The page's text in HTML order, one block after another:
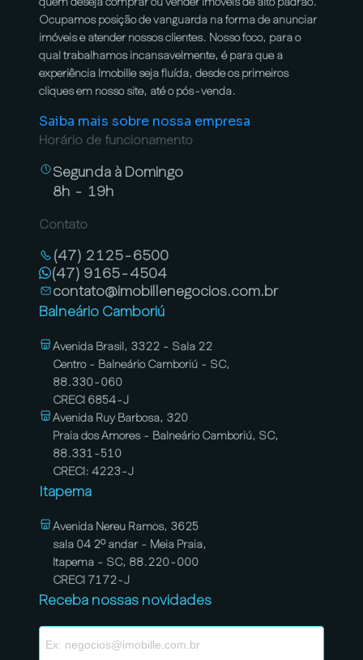
Ocupamos posição de vanguarda na forma de anunciar
imóveis e atender nossos clientes. Nosso foco, para o
qual trabalhamos incansavelmente, é para que a
experiência Imobille seja fluída, desde os primeiros
cliques em nosso site, até o pós-venda.
Saiba mais sobre nossa empresa
Horário de funcionamento
Segunda à Domingo
8h - 19h
Contato
(47) 2125-6500
(47) 9165-4504
contato@imobillenegocios.com.br
Balneário Camboriú
Avenida Brasil, 3322 - Sala 22
Centro - Balneário Camboriú - SC,
88.330-060
CRECI 6854-J
Avenida Ruy Barbosa, 320
Praia dos Amores - Balneário Camboriú, SC,
88.331-510
CRECI: 4223-J
Itapema
Avenida Nereu Ramos, 3625
sala 04 2º andar - Meia Praia,
Itapema - SC, 88.220-000
CRECI 7172-J
Receba nossas novidades